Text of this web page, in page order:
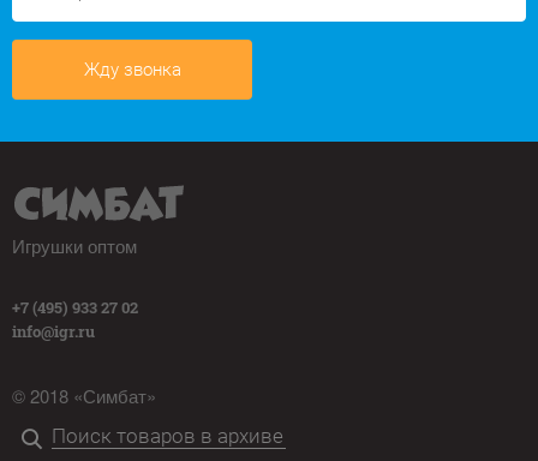
Жду звонка
Игрушки оптом
+7 (495) 933 27 02
info@igr.ru
© 2018 «Симбат»